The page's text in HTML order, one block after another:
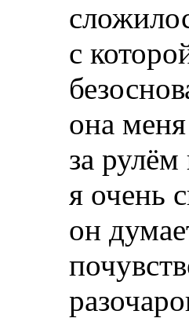
с
она
за
я очень
он